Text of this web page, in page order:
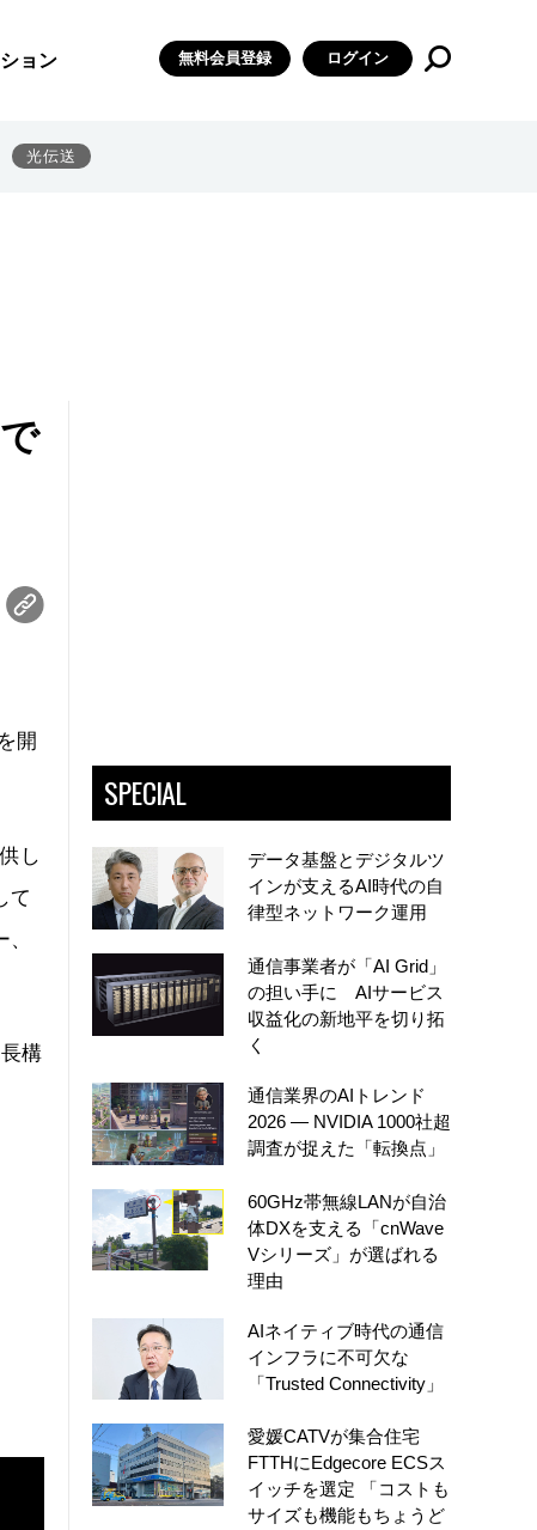
ョン 無料会員登録 ログイン
光伝送
開
し
て
構
SPECIAL
データ基盤とデジタルツ
インが支えるAI時代の自
律型ネットワーク運用
通信事業者が「AI Grid」
の担い手に AIサービス
収益化の新地平を切り拓
く
通信業界のAIトレンド
2026 ― NVIDIA 1000社超
調査が捉えた「転換点」
60GHz帯無線LANが自治
体DXを支える「cnWave
Vシリーズ」が選ばれる
理由
AIネイティブ時代の通信
インフラに不可欠な
「Trusted Connectivity」
愛媛CATVが集合住宅
FTTHにEdgecore ECSス
イッチを選定 「コストも
サイズも機能もちょうど